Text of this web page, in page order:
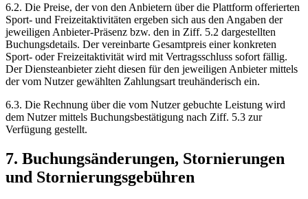
6.2. Die Preise, der von den Anbietern über die Plattform offerierten
Sport- und Freizeitaktivitäten ergeben sich aus den Angaben der
jeweiligen Anbieter-Präsenz bzw. den in Ziff. 5.2 dargestellten
Buchungsdetails. Der vereinbarte Gesamtpreis einer konkreten
Sport- oder Freizeitaktivität wird mit Vertragsschluss sofort fällig.
Der Diensteanbieter zieht diesen für den jeweiligen Anbieter mittels
der vom Nutzer gewählten Zahlungsart treuhänderisch ein.
6.3. Die Rechnung über die vom Nutzer gebuchte Leistung wird
dem Nutzer mittels Buchungsbestätigung nach Ziff. 5.3 zur
Verfügung gestellt.
7. Buchungsänderungen, Stornierungen
und Stornierungsgebühren